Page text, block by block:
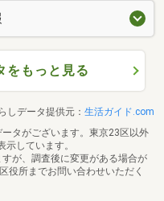
をもっと見る
しデータ提供元： 生活ガイド.com
タがございます。東京23区以外
しています。
が、調査後に変更がある場合が
役所までお問い合わせいただく